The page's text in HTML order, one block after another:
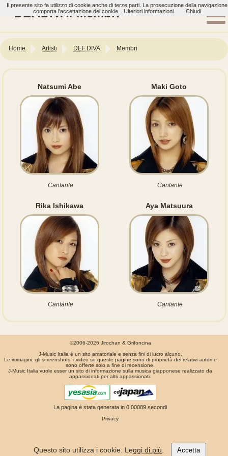
Questo sito utilizza i cookie. Leggi di più Accetta
DEF.DIVA: Membri
Home Artisti DEF.DIVA Membri
Natsumi Abe
Cantante
Maki Goto
Cantante
Rika Ishikawa
Cantante
Aya Matsuura
Cantante
©2006-2026 Jirochan & Grifoncina
J-Music Italia è un sito amatoriale e senza fini di lucro alcuno.
Le immagini, gli screenshots, i video su queste pagine sono di proprietà dei relativi autori e
sono offerte solo a fine di recensione.
J-Music Italia vuole esser un sito di informazione sulla musica giapponese realizzato da
appassionati per altri appassionati.
La pagina é stata generata in 0.00089 secondi
Privacy
Il presente sito fa utilizzo di cookie anche di terze parti. La prosecuzione della navigazione
comporta l'accettazione dei cookie.
Ulteriori informazioni Chiudi